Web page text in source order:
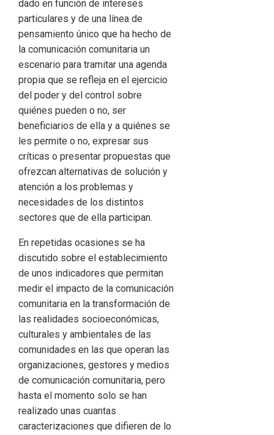
dado en función de intereses
particulares y de una línea de
pensamiento único que ha hecho de
la comunicación comunitaria un
escenario para tramitar una agenda
propia que se refleja en el ejercicio
del poder y del control sobre
quiénes pueden o no, ser
beneficiarios de ella y a quiénes se
les permite o no, expresar sus
críticas o presentar propuestas que
ofrezcan alternativas de solución y
atención a los problemas y
necesidades de los distintos
sectores que de ella participan.
En repetidas ocasiones se ha
discutido sobre el establecimiento
de unos indicadores que permitan
medir el impacto de la comunicación
comunitaria en la transformación de
las realidades socioeconómicas,
culturales y ambientales de las
comunidades en las que operan las
organizaciones, gestores y medios
de comunicación comunitaria, pero
hasta el momento solo se han
realizado unas cuantas
caracterizaciones que difieren de lo